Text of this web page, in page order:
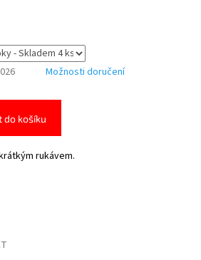
Možnosti doručení
do košíku
rukávem.